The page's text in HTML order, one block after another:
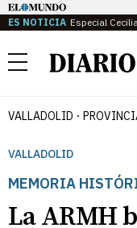
ES NOTICIA Especial
Menú
VALLADOLID
VALLADOLID
MEMORIA
La ARMH